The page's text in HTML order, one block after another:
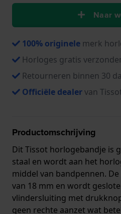
Naar
100% originele merk
Horloges gratis
Retourneren binnen 30
Officiële dealervan
Productomschrijving
Dit Tissot horlogebandje is
staal en wordt aan het
middel van bandpennen.
van 18 mm en wordt
vlindersluiting met
geen rechte aanzet wat